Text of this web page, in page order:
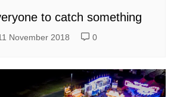
to catch something
November 2018 0